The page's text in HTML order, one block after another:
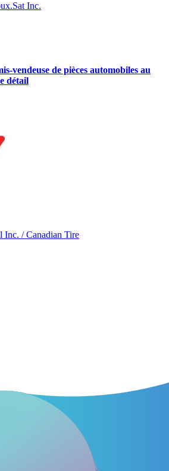
Inc.
vendeuse de pièces automobiles au
détail
Inc. / Canadian Tire